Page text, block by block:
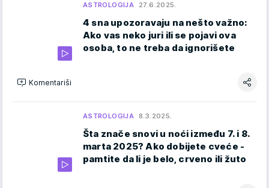
ASTROLOGIJA 27.6.2025.
4 sna upozoravaju na nešto važno:
Ako vas neko juri ili se pojavi ova
osoba, to ne treba da ignorišete
Komentariši
ASTROLOGIJA 8.3.2025.
Šta znače snovi u noći između 7. i 8.
marta 2025? Ako dobijete cveće -
pamtite da li je belo, crveno ili žuto